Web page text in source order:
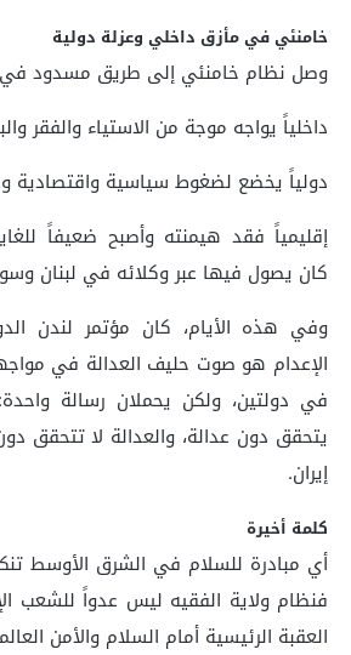
خامنئي في مأزق داخلي وعزلة دولية
وصل نظام خامنئي إلى طريق مسدود
داخلياً يواجه موجة من الاستياء والفقر
دولياً يخضع لضغوط سياسية واقتصادية
إقليمياً فقد هيمنته وأصبح ضعيفاً
كان يصول فيها عبر وكلائه في لبنان
وفي هذه الأيام، كان مؤتمر لندن
الإعدام هو صوت حليف العدالة في
في دولتين، ولكن يحملان رسالة
يتحقق دون عدالة، والعدالة لا تتحقق
إيران.
كلمة أخيرة
أي مبادرة للسلام في الشرق الأوسط
فنظام ولاية الفقيه ليس عدواً للشعب
العقبة الرئيسية أمام السلام والأمن